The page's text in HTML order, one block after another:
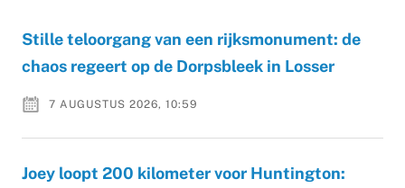
Stille teloorgang van een rijksmonument: de
chaos regeert op de Dorpsbleek in Losser
7 AUGUSTUS 2026, 10:59
Joey loopt 200 kilometer voor Huntington: